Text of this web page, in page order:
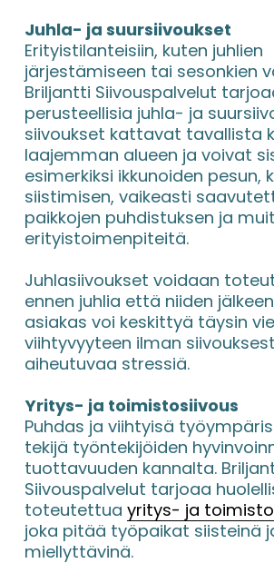
Juhla- ja suursiivoukset
Erityistilanteisiin, kuten juhlien
järjestämiseen tai sesonkien
Briljantti Siivouspalvelut
perusteellisia juhla- ja
siivoukset kattavat tavallista
laajemman alueen ja voivat
esimerkiksi ikkunoiden pesun,
siistimisen, vaikeasti
paikkojen puhdistuksen ja
erityistoimenpiteitä.
Juhlasiivoukset voidaan
ennen juhlia että niiden
asiakas voi keskittyä täysin
viihtyvyyteen ilman
aiheutuvaa stressiä.
Yritys- ja toimistosiivous
Puhdas ja viihtyisä
tekijä työntekijöiden
tuottavuuden kannalta.
Siivouspalvelut tarjoaa
toteutettua yritys- ja
joka pitää työpaikat siisteinä
miellyttävinä.